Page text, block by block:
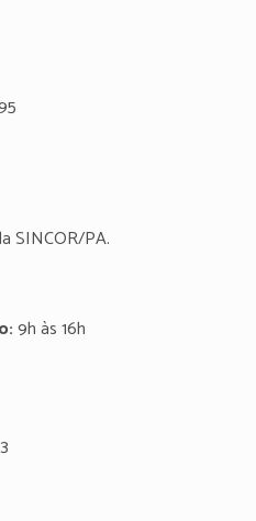
SINCOR/PA.
9h às 16h